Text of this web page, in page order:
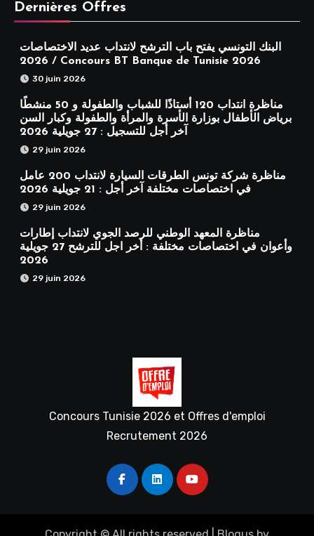
Dernières Offres
البنك التونسي يفتح باب الترشح لانتداب عديد الاختصاصات
2026 / Concours BT Banque de Tunisie 2026
30 juin 2026
مناظرة انتداب 120 أستاذًا للشباب والطفولة و 50 منشطًا
برياض الأطفال بوزارة الأسرة والمرأة والطفولة وكبار السن
آخر أجل للتسجيل : 27 جويلية 2026
29 juin 2026
مناظرة شركة تونس الطرقات السيارة لانتداب 200 عامل
في اختصاصات مختلفة آخر أجل : 21 جويلية 2026
29 juin 2026
مناظرة المعهد الوطني للرصد الجوي لانتداب إطارات
وأعوان في اختصاصات مختلفة : أخر اجل للترشح 27 جويلية
2026
29 juin 2026
Concours Tunisie 2026 et Offres d'emploi
Recrutement 2026